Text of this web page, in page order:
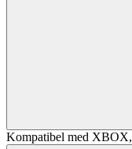
Kompatibel med